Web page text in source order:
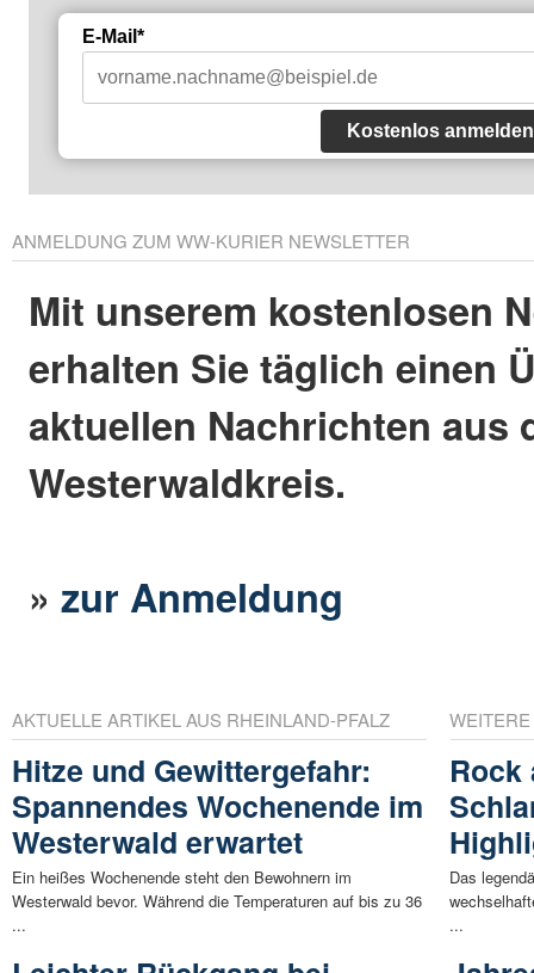
E-Mail*
Kostenlos anmelden
ANMELDUNG ZUM WW-KURIER NEWSLETTER
Mit unserem kostenlosen
erhalten Sie täglich einen
aktuellen Nachrichten aus
Westerwaldkreis.
»zur Anmeldung
AKTUELLE ARTIKEL AUS RHEINLAND-PFALZ
Hitze und Gewittergefahr:
Spannendes Wochenende im
Westerwald erwartet
Ein heißes Wochenende steht den Bewohnern im
Westerwald bevor. Während die Temperaturen auf bis zu 36
...
Rock
Das
...